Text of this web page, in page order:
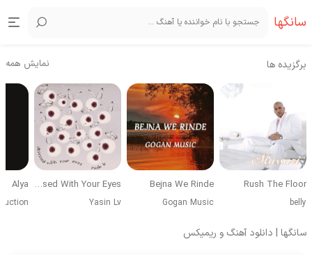
سانگها
برگزیده ها نمایش همه
Rush The Floor
belly
Bejna We Rinde
Gogan Music
Obsessed With Your Eyes
Yasin Lv
Alya
سانگها | دانلود آهنگ و ریمیکس